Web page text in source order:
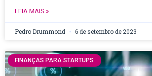
LEIA MAIS »
Pedro Drummond 6 de setembro de 2023
FINANÇAS PARA STARTUPS